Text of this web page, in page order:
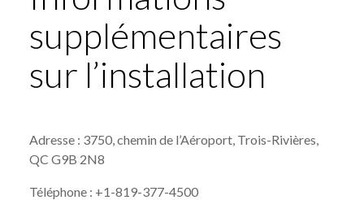
supplémentaires
sur l’installation
Adresse : 3750, chemin de l’Aéroport, Trois-Rivières,
QC G9B 2N8
Téléphone : +1-819-377-4500